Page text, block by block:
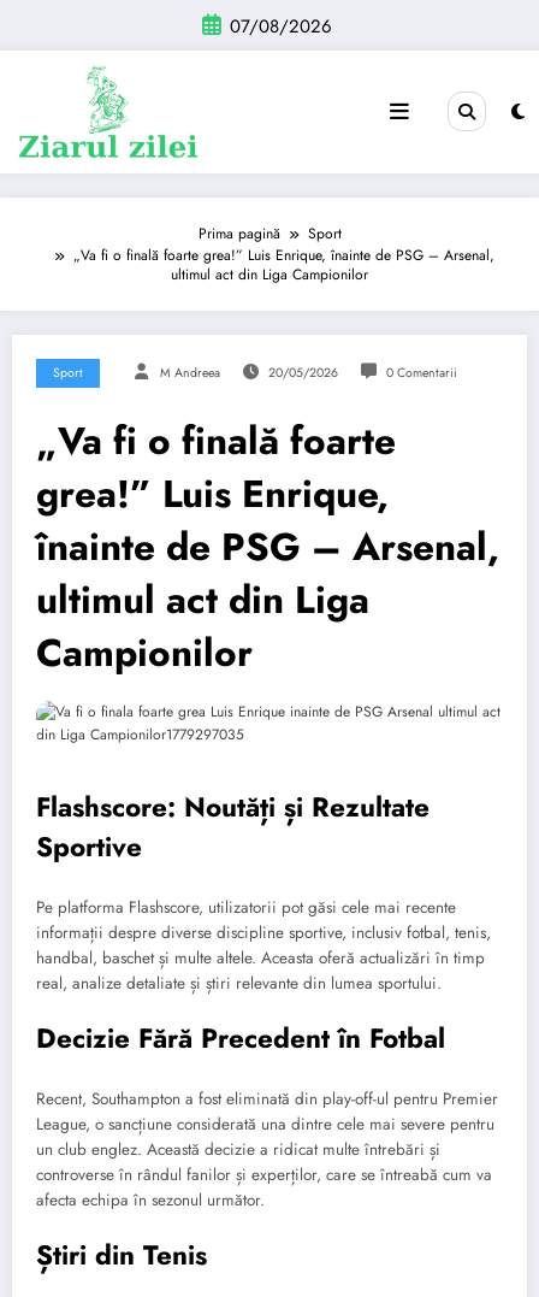
conținut
07/08/2026
Prima pagină
Sport
„Va fi o finală foarte grea!” Luis Enrique, înainte de PSG – Arsenal,
ultimul act din Liga Campionilor
Sport M Andreea 20/05/2026 0 Comentarii
„Va fi o finală foarte
grea!” Luis Enrique,
înainte de PSG – Arsenal,
ultimul act din Liga
Campionilor
Flashscore: Noutăți și Rezultate
Sportive
Pe platforma Flashscore, utilizatorii pot găsi cele mai recente
informații despre diverse discipline sportive, inclusiv fotbal, tenis,
handbal, baschet și multe altele. Aceasta oferă actualizări în timp
real, analize detaliate și știri relevante din lumea sportului.
Decizie Fără Precedent în Fotbal
Recent, Southampton a fost eliminată din play-off-ul pentru Premier
League, o sancțiune considerată una dintre cele mai severe pentru
un club englez. Această decizie a ridicat multe întrebări și
controverse în rândul fanilor și experților, care se întreabă cum va
afecta echipa în sezonul următor.
Știri din Tenis